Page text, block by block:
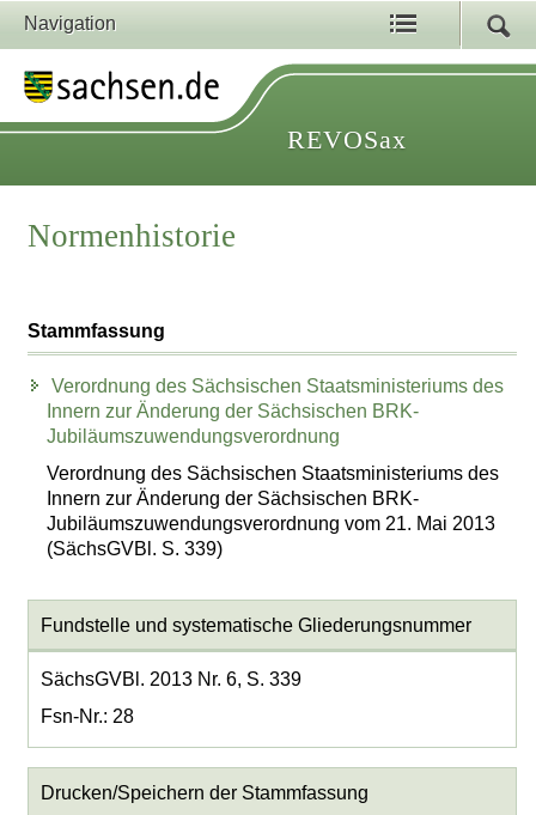
Navigation
REVOSax
Normenhistorie
Stammfassung
Verordnung des Sächsischen Staatsministeriums des
Innern zur Änderung der Sächsischen BRK-
Jubiläumszuwendungsverordnung
Verordnung des Sächsischen Staatsministeriums des
Innern zur Änderung der Sächsischen BRK-
Jubiläumszuwendungsverordnung vom 21. Mai 2013
(SächsGVBl. S. 339)
Fundstelle und systematische Gliederungsnummer
SächsGVBl. 2013 Nr. 6, S. 339
Fsn-Nr.: 28
Drucken/Speichern der Stammfassung